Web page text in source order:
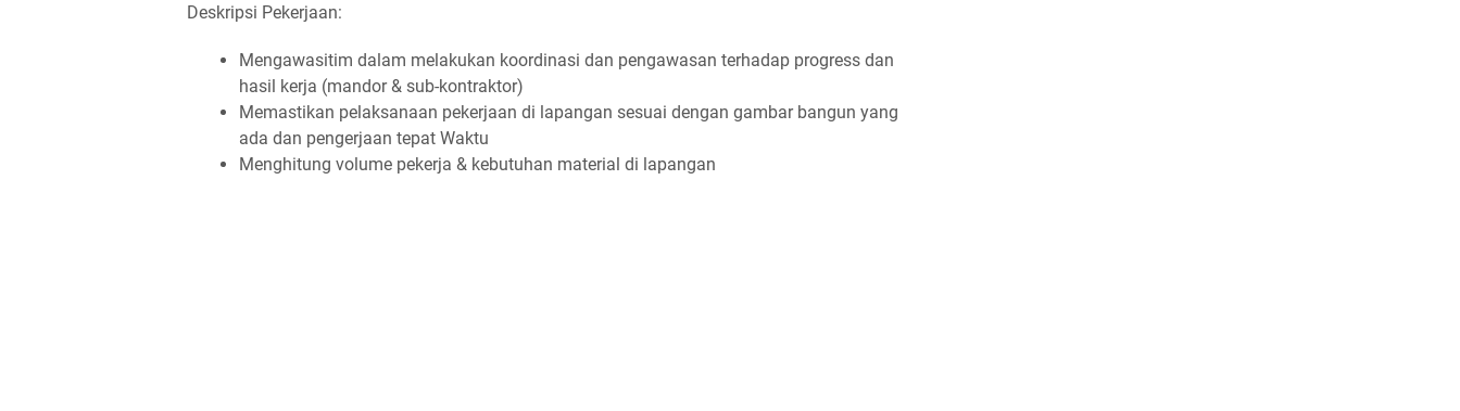
Deskripsi Pekerjaan:
Mengawasitim dalam melakukan koordinasi dan pengawasan terhadap progress dan
hasil kerja (mandor & sub-kontraktor)
Memastikan pelaksanaan pekerjaan di lapangan sesuai dengan gambar bangun yang
ada dan pengerjaan tepat Waktu
Menghitung volume pekerja & kebutuhan material di lapangan